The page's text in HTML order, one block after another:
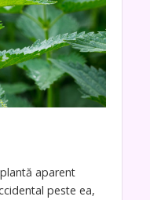
aparent
peste ea,